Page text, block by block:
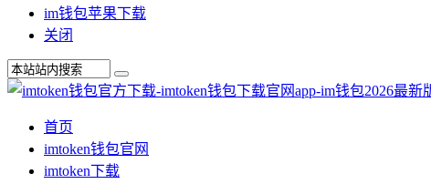
im钱包苹果下载
关闭
首页
imtoken钱包官网
imtoken下载